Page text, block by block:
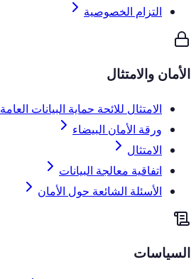
التزام الخصوصية
الأمان والامتثال
الامتثال للائحة حماية البيانات العامة
ورقة الأمان البيضاء
الامتثال
اتفاقية معالجة البيانات
الأسئلة الشائعة حول الأمان
السياسات